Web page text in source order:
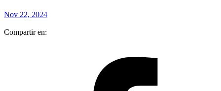
Nov 22, 2024
Compartir en: